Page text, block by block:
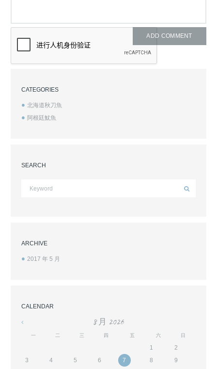
CATEGORIES
北海道秋刀魚
阿根廷魷魚
SEARCH
ARCHIVE
2017 年 5 月
CALENDAR
« 8 月 2026
一 二 三 四 五 六 日
1
2
3
4 5 6 7 8
9